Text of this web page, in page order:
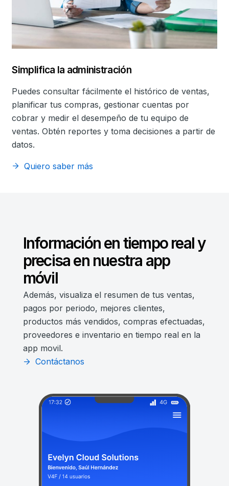
Simplifica la administración
Puedes consultar fácilmente el histórico de ventas,
planificar tus compras, gestionar cuentas por
cobrar y medir el desempeño de tu equipo de
ventas. Obtén reportes y toma decisiones a partir de
datos.
Quiero saber más
Información en tiempo real y
precisa en nuestra app
móvil
Además, visualiza el resumen de tus ventas,
pagos por periodo, mejores clientes,
productos más vendidos, compras efectuadas,
proveedores e inventario en tiempo real en la
app movil.
Contáctanos